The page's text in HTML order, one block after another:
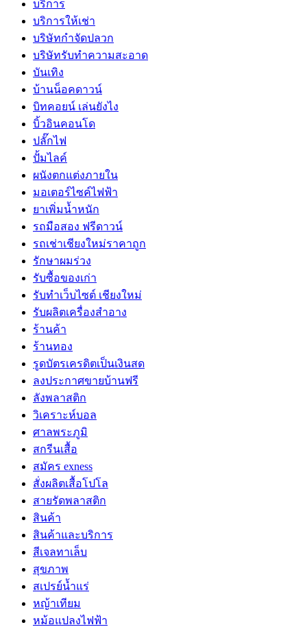
บริการ
บริการให้เช่า
บริษัทกำจัดปลวก
บริษัทรับทำความสะอาด
บันเทิง
บ้านน็อคดาวน์
บิทคอยน์ เล่นยังไง
บิ้วอินคอนโด
ปลั๊กไฟ
ปั้มไลค์
ผนังตกแต่งภายใน
มอเตอร์ไซค์ไฟฟ้า
ยาเพิ่มน้ำหนัก
รถมือสอง ฟรีดาวน์
รถเช่าเชียงใหม่ราคาถูก
รักษาผมร่วง
รับซื้อของเก่า
รับทำเว็บไซต์ เชียงใหม่
รับผลิตเครื่องสำอาง
ร้านค้า
ร้านทอง
รูดบัตรเครดิตเป็นเงินสด
ลงประกาศขายบ้านฟรี
ลังพลาสติก
วิเคราะห์บอล
ศาลพระภูมิ
สกรีนเสื้อ
สมัคร exness
สั่งผลิตเสื้อโปโล
สายรัดพลาสติก
สินค้า
สินค้าและบริการ
สีเจลทาเล็บ
สุขภาพ
สเปรย์น้ำแร่
หญ้าเทียม
หม้อแปลงไฟฟ้า